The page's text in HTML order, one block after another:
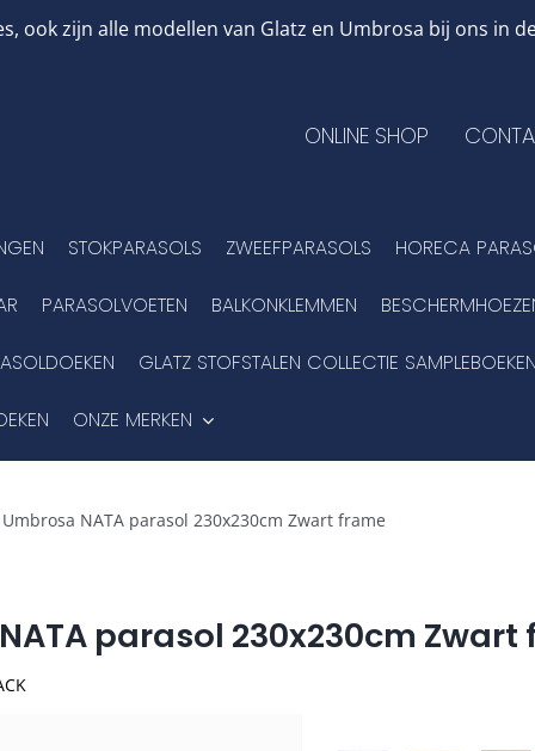
ook zijn alle modellen van Glatz en Umbrosa bij ons in
ONLINE SHOP
STOKPARASOLS ZWEEFPARASOLS HORECA
PARASOLVOETEN BALKONKLEMMEN
GLATZ STOFSTALEN COLLECTIE
ONZE MERKEN
Umbrosa NATA parasol 230x230cm Zwart frame
parasol 230x230cm Zwart